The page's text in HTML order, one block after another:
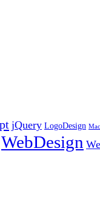
jQuery LogoDesign Mac
WebDesign